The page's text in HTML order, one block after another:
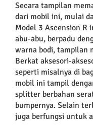
Secara tampilan
dari mobil ini, mulai
Model 3 Ascension R
abu-abu, berpadu
warna bodi, tampilan
Berkat aksesori-
seperti misalnya di
mobil ini tampil
splitter berbahan
bumpernya. Selain
juga berfungsi untuk